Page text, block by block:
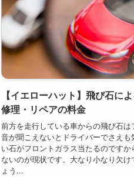
【イエローハット】飛び石に
修理・リペアの料金
前方を走行している車からの飛び石
音が聞こえないとドライバーでさえ
い石がフロントガラス当たるのです
ないのが現状です。大なり小なり欠
ょう...